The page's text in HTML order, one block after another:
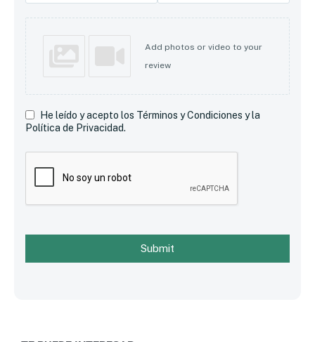
Add photos or video to your
review
He leído y acepto los Términos y Condiciones y la
Política de Privacidad.
Submit